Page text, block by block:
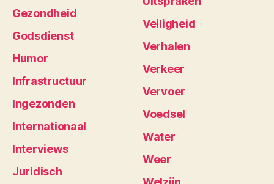
Gezondheid
Godsdienst
Humor
Infrastructuur
Ingezonden
Internationaal
Interviews
Juridisch
Veiligheid
Verhalen
Verkeer
Vervoer
Voedsel
Water
Weer